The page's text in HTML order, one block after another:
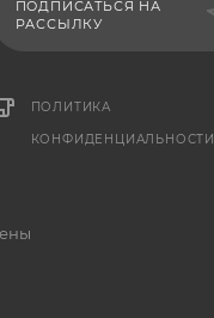
ПОДПИСАТЬСЯ НА
РАССЫЛКУ
ПОЛИТИКА
КОНФИДЕНЦИАЛЬНОСТИ